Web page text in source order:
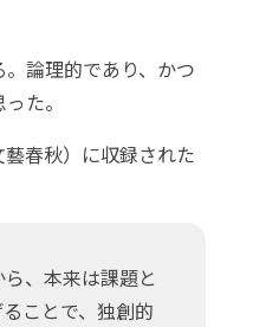
論理的であり、かつ
た。
春秋）に収録された
、本来は課題と
ことで、独創的